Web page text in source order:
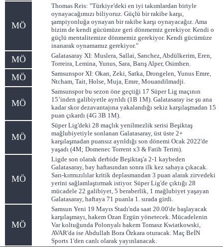
MÖ
Thomas Reis: "Türkiye'deki en iyi takımlardan biriyle
oynayacağımızı biliyoruz. Güçlü bir rakibe karşı,
şampiyonluğa oynayan bir rakibe karşı oynayacağız. Ama
bizim de kendi gücümüze geri dönmemiz gerekiyor. Kendi o
güçlü mentalitemize dönmemiz gerekiyor. Kendi gücümüze
inanarak oynamamız gerekiyor."
MÖ
Galatasaray XI: Muslera, Sallai, Sanchez, Abdülkerim, Eren,
Torreira, Lemina, Yunus, Sara, Barış Alper, Osimhen.
MÖ
Samsunspor XI: Okan, Zeki, Satka, Drongelen, Yunus Emre,
Ntcham, Tait, Holse, Muja, Emre, Mouandilmadji.
MÖ
Samsunspor bu sezon öne geçtiği 17 Süper Lig maçının
15’inden galibiyetle ayrıldı (1B 1M). Galatasaray ise şu ana
kadar skor dezavantajına yakalandığı sekiz karşılaşmadan 15
puan çıkardı (4G 3B 1M).
MÖ
Süper Lig'deki 28 maçlık yenilmezlik serisi Beşiktaş
mağlubiyetiyle sonlanan Galatasaray, üst üste 2+
karşılaşmadan puansız ayrıldığı son dönemi Ocak 2022'de
yaşadı (4M; Domenec Torrent x3 & Fatih Terim).
MÖ
Ligde son olarak derbide Beşiktaş'a 2-1 kaybeden
Galatasaray, bay haftasından sonra ilk kez sahaya çıkacak.
Sarı-kırmızılılar kritik deplasmandan 3 puan alarak zirvedeki
yerini sağlamlaştırmak istiyor. Süper Lig'de çıktığı 28
mücadele 22 galibiyet, 5 beraberlik, 1 mağlubiyet yaşayan
Galatasaray, haftaya 71 puanla 1. sırada girdi.
MÖ
Samsun Yeni 19 Mayıs Stadı'nda saat 20.00'de başlayacak
karşılaşmayı, hakem Ozan Ergün yönetecek. Mücadelenin
Var koltuğunda Polonyalı hakem Tomasz Kwiatkowski,
AVAR'da ise Abdullah Bora Özkara oturacak. Maç BeİN
Sports 1'den canlı olarak yayınlanacak.